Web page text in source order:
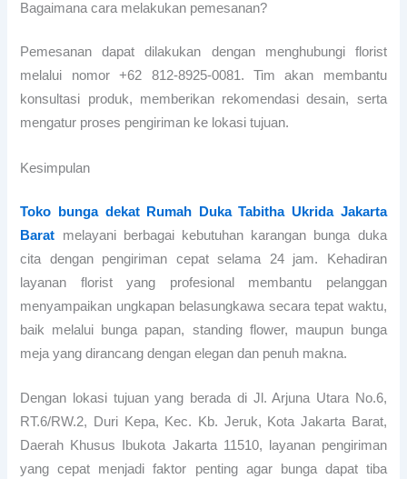
Bagaimana cara melakukan pemesanan?
Pemesanan dapat dilakukan dengan menghubungi florist
melalui nomor +62 812-8925-0081. Tim akan membantu
konsultasi produk, memberikan rekomendasi desain, serta
mengatur proses pengiriman ke lokasi tujuan.
Kesimpulan
Toko bunga dekat Rumah Duka Tabitha Ukrida Jakarta
Barat
melayani berbagai kebutuhan karangan bunga duka
cita dengan pengiriman cepat selama 24 jam. Kehadiran
layanan florist yang profesional membantu pelanggan
menyampaikan ungkapan belasungkawa secara tepat waktu,
baik melalui bunga papan, standing flower, maupun bunga
meja yang dirancang dengan elegan dan penuh makna.
Dengan lokasi tujuan yang berada di Jl. Arjuna Utara No.6,
RT.6/RW.2, Duri Kepa, Kec. Kb. Jeruk, Kota Jakarta Barat,
Daerah Khusus Ibukota Jakarta 11510, layanan pengiriman
yang cepat menjadi faktor penting agar bunga dapat tiba